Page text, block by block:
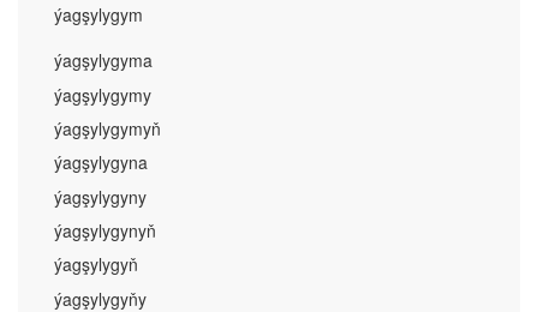
ýagşylygym
ýagşylygyma
ýagşylygymy
ýagşylygymyň
ýagşylygyna
ýagşylygyny
ýagşylygynyň
ýagşylygyň
ýagşylygyňy